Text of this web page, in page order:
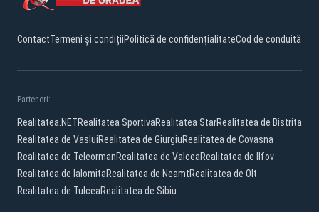
ContactTermeni și condițiiPolitică de confidențialitateCod de conduită
Parteneri:
Realitatea.NETRealitatea SportivaRealitatea StarRealitatea de Bistrita
Realitatea de VasluiRealitatea de GiurgiuRealitatea de Covasna
Realitatea de TeleormanRealitatea de ValceaRealitatea de Ilfov
Realitatea de IalomitaRealitatea de NeamtRealitatea de Olt
Realitatea de TulceaRealitatea de Sibiu